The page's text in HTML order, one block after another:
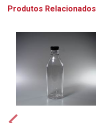
Produtos Relacionados